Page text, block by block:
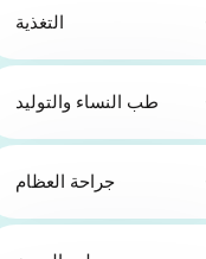
التغذية
طب النساء والتوليد
جراحة العظام